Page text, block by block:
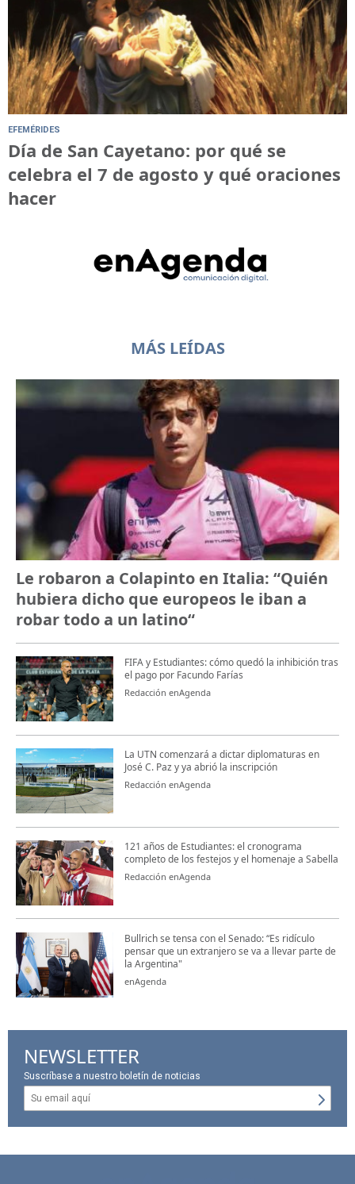
EFEMÉRIDES
Día de San Cayetano: por qué se
celebra el 7 de agosto y qué oraciones
hacer
MÁS LEÍDAS
Le robaron a Colapinto en Italia: “Quién
hubiera dicho que europeos le iban a
robar todo a un latino“
FIFA y Estudiantes: cómo quedó la inhibición tras
el pago por Facundo Farías
Redacción enAgenda
La UTN comenzará a dictar diplomaturas en
José C. Paz y ya abrió la inscripción
Redacción enAgenda
121 años de Estudiantes: el cronograma
completo de los festejos y el homenaje a Sabella
Redacción enAgenda
Bullrich se tensa con el Senado: “Es ridículo
pensar que un extranjero se va a llevar parte de
la Argentina"
enAgenda
NEWSLETTER
Suscríbase a nuestro boletín de noticias